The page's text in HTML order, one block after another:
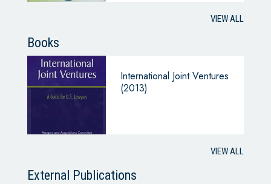
VIEW ALL
Books
International Joint Ventures
(2013)
VIEW ALL
External Publications